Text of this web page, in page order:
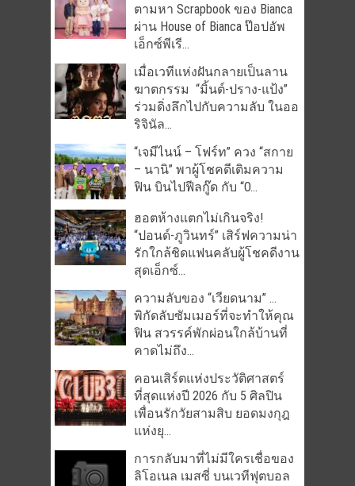
ตามหา Scrapbook ของ Bianca
ผ่าน House of Bianca ป๊อปอัพ
เอ็กซ์พีเรี...
เมื่อเวทีแห่งฝันกลายเป็นลาน
ฆาตกรรม “มิ้นต์-ปราง-แป้ง”
ร่วมดิ่งลึกไปกับความลับ ในออ
ริจินัล...
“เจมีไนน์ – โฟร์ท” ควง “สกาย
– นานิ” พาผู้โชคดีเติมความ
ฟิน บินไปฟีลกู๊ด กับ “O...
ฮอตห้างแตกไม่เกินจริง!
“ปอนด์-ภูวินทร์” เสิร์ฟความน่า
รักใกล้ชิดแฟนคลับผู้โชคดีงาน
สุดเอ็กซ์...
ความลับของ “เวียดนาม” …
พิกัดลับซัมเมอร์ที่จะทำให้คุณ
ฟิน สวรรค์พักผ่อนใกล้บ้านที่
คาดไม่ถึง...
คอนเสิร์ตแห่งประวัติศาสตร์
ที่สุดแห่งปี 2026 กับ 5 ศิลปิน
เพื่อนรักวัยสามสิบ ยอดมงกุฎ
แห่งยุ...
การกลับมาที่ไม่มีใครเชื่อของ
ลิโอเนล เมสซี่ บนเวทีฟุตบอล